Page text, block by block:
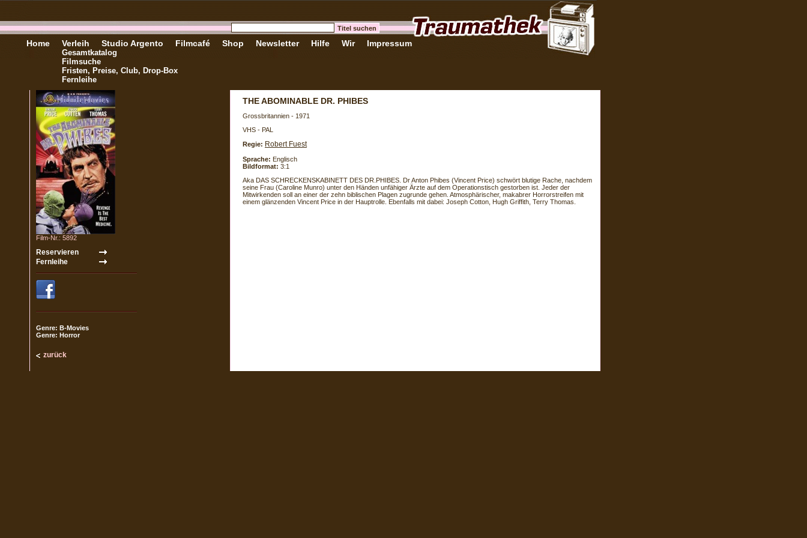
Home Verleih
Gesamtkatalog
Filmsuche
Fristen, Preise, Club, Drop-Box
Fernleihe
Studio Argento Filmcafé Shop Newsletter Hilfe Wir Impressum
Film-Nr.: 5892
Genre: B-Movies
Genre: Horror
zurück
THE ABOMINABLE DR. PHIBES
Grossbritannien - 1971
VHS - PAL
Regie: Robert Fuest
Sprache: Englisch
Bildformat: 3:1
Aka DAS SCHRECKENSKABINETT DES DR.PHIBES. Dr Anton Phibes (Vincent Price) schwört blutige Rache, nachdem
seine Frau (Caroline Munro) unter den Händen unfähiger Ärzte auf dem Operationstisch gestorben ist. Jeder der
Mitwirkenden soll an einer der zehn biblischen Plagen zugrunde gehen. Atmosphärischer, makabrer Horrorstreifen mit
einem glänzenden Vincent Price in der Hauptrolle. Ebenfalls mit dabei: Joseph Cotton, Hugh Griffith, Terry Thomas.